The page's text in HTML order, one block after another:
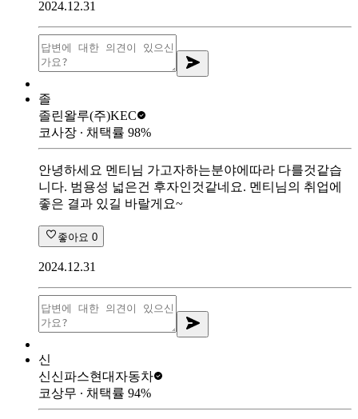
2024.12.31
졸
졸린왈루(주)KEC
코사장 ∙ 채택률 98%
안녕하세요 멘티님 가고자하는분야에따라 다를것같습
니다. 범용성 넓은건 후자인것같네요. 멘티님의 취업에
좋은 결과 있길 바랄게요~
좋아요 0
2024.12.31
신
신신파스현대자동차
코상무 ∙ 채택률 94%